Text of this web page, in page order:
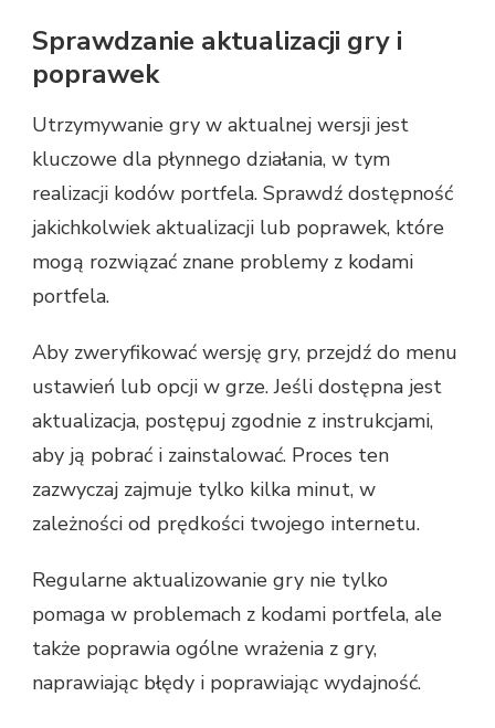
Sprawdzanie aktualizacji gry i
poprawek
Utrzymywanie gry w aktualnej wersji jest
kluczowe dla płynnego działania, w tym
realizacji kodów portfela. Sprawdź dostępność
jakichkolwiek aktualizacji lub poprawek, które
mogą rozwiązać znane problemy z kodami
portfela.
Aby zweryfikować wersję gry, przejdź do menu
ustawień lub opcji w grze. Jeśli dostępna jest
aktualizacja, postępuj zgodnie z instrukcjami,
aby ją pobrać i zainstalować. Proces ten
zazwyczaj zajmuje tylko kilka minut, w
zależności od prędkości twojego internetu.
Regularne aktualizowanie gry nie tylko
pomaga w problemach z kodami portfela, ale
także poprawia ogólne wrażenia z gry,
naprawiając błędy i poprawiając wydajność.